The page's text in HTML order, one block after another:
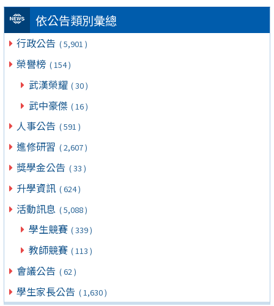
依公告類別彙總
行政公告 ( 5,901 )
榮譽榜 ( 154 )
武漢榮耀 ( 30 )
武中豪傑 ( 16 )
人事公告 ( 591 )
進修研習 ( 2,607 )
獎學金公告 ( 33 )
升學資訊 ( 624 )
活動訊息 ( 5,088 )
學生競賽 ( 339 )
教師競賽 ( 113 )
會議公告 ( 62 )
學生家長公告 ( 1,630 )